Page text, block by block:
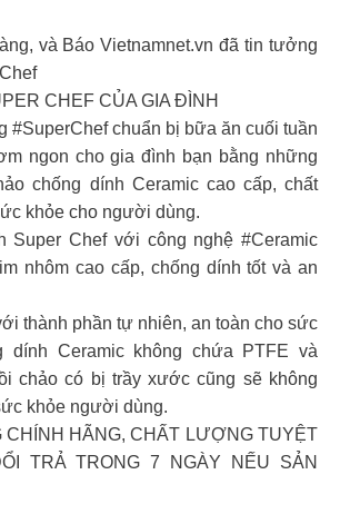
và Báo Vietnamnet.vn đã tin tưởng
CHEF CỦA GIA ĐÌNH
#SuperChef chuẩn bị bữa ăn cuối tuần
ngon cho gia đình bạn bằng những
chống dính Ceramic cao cấp, chất
khỏe cho người dùng.
Super Chef với công nghệ #Ceramic
nhôm cao cấp, chống dính tốt và an
thành phần tự nhiên, an toàn cho sức
dính Ceramic không chứa PTFE và
chảo có bị trầy xước cũng sẽ không
khỏe người dùng.
CHÍNH HÃNG, CHẤT LƯỢNG TUYỆT
TRẢ TRONG 7 NGÀY NẾU SẢN